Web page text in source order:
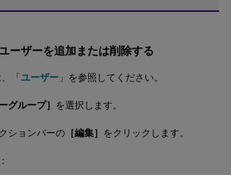
ーザーを追加または削除する
「ユーザー 」を参照してください。
グループ］ を選択します。
ションバーの ［編集］ をクリックします。